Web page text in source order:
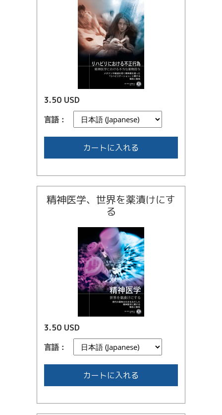
3.50 USD
言語：
カートに入れる
精神医学、世界を薬漬けにす
る
3.50 USD
言語：
カートに入れる